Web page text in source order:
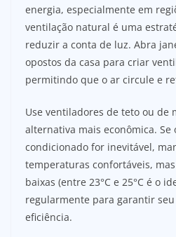
energia, especialmente em
ventilação natural é uma
reduzir a conta de luz. Abra
opostos da casa para criar
permitindo que o ar circule e
Use ventiladores de teto ou de
alternativa mais econômica. Se
condicionado for inevitável,
temperaturas confortáveis,
baixas (entre 23°C e 25°C é o
regularmente para garantir
eficiência.